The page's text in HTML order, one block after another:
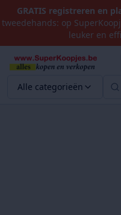
GRATIS registreren en
tweedehands: op
leuker en
Alle categorieën